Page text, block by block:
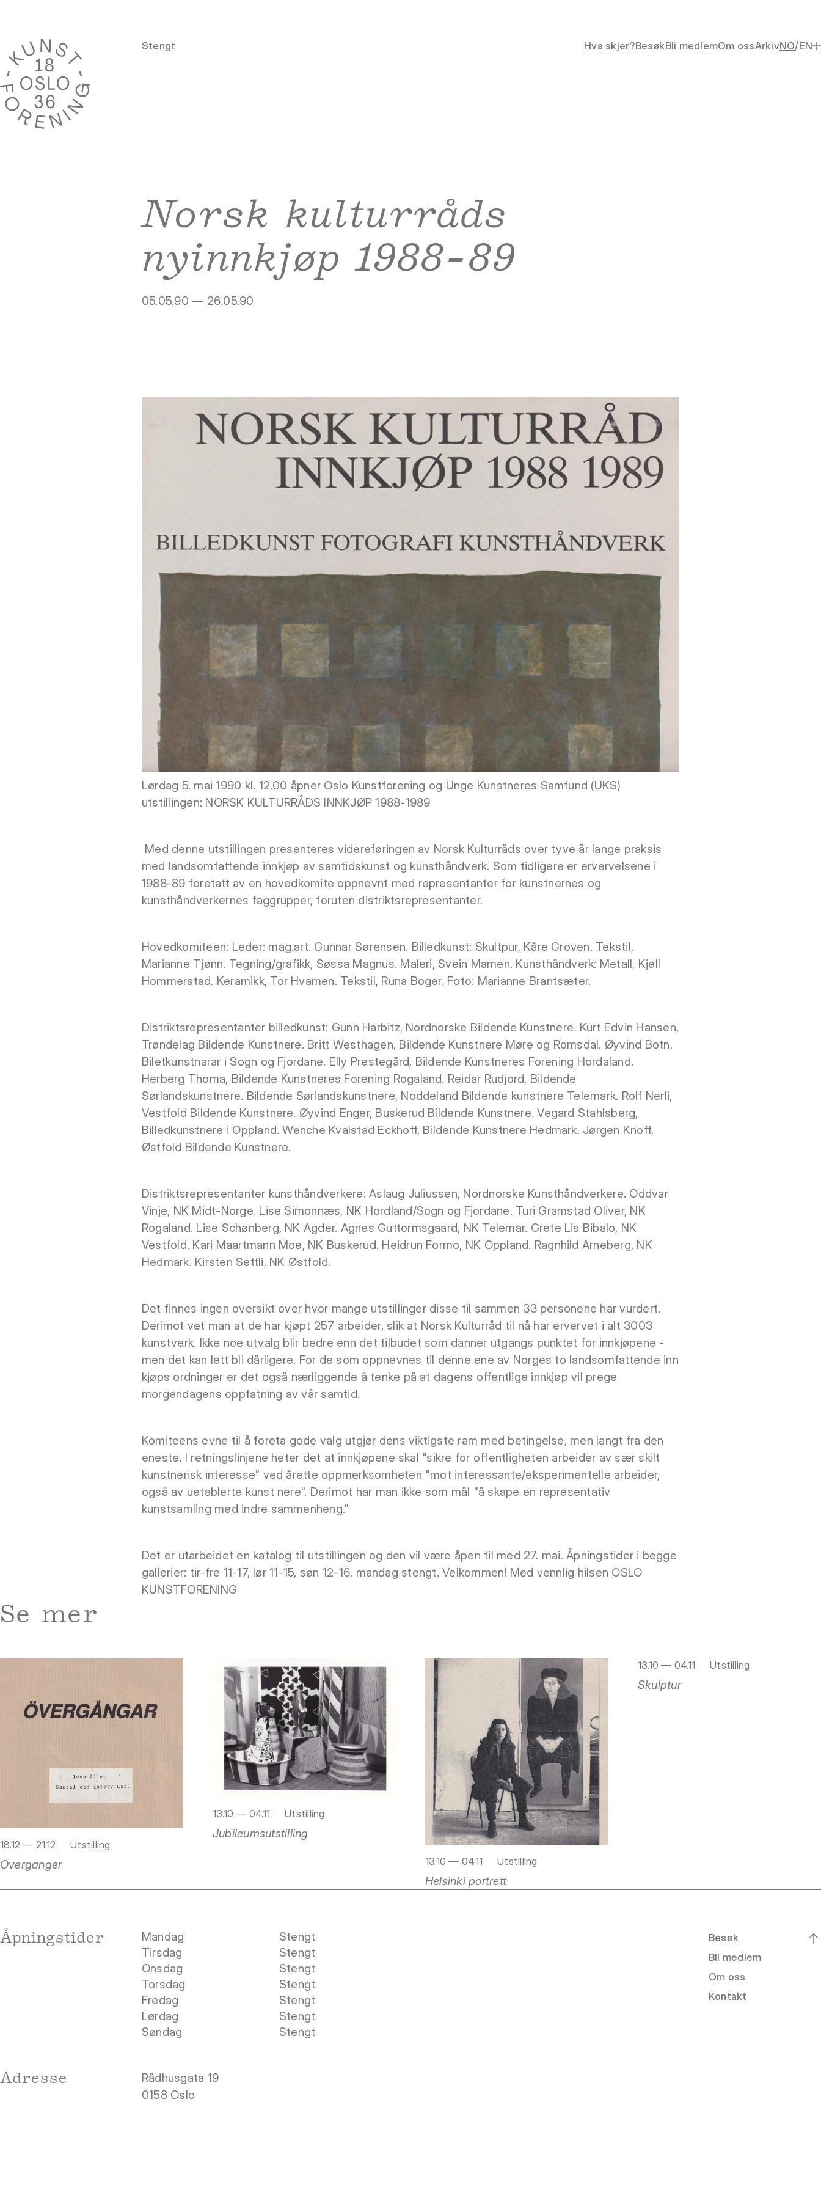
Stengt Hva skjer?BesøkBli medlemOm ossArkivNO/EN
Norsk kulturråds
nyinnkjøp 1988-89
05.05.90 — 26.05.90
Lørdag 5. mai 1990 kl. 12.00 åpner Oslo Kunstforening og Unge Kunstneres Samfund (UKS)
utstillingen: NORSK KULTURRÅDS INNKJØP 1988-1989
Med denne utstillingen presenteres videreføringen av Norsk Kulturråds over tyve år lange praksis
med landsomfattende innkjøp av samtidskunst og kunsthåndverk. Som tidligere er ervervelsene i
1988-89 foretatt av en hovedkomite oppnevnt med representanter for kunstnernes og
kunsthåndverkernes faggrupper, foruten distriktsrepresentanter.
Hovedkomiteen: Leder: mag.art. Gunnar Sørensen. Billedkunst: Skultpur, Kåre Groven. Tekstil,
Marianne Tjønn. Tegning/grafikk, Søssa Magnus. Maleri, Svein Mamen. Kunsthåndverk: Metall, Kjell
Hommerstad. Keramikk, Tor Hvamen. Tekstil, Runa Boger. Foto: Marianne Brantsæter.
Distriktsrepresentanter billedkunst: Gunn Harbitz, Nordnorske Bildende Kunstnere. Kurt Edvin Hansen,
Trøndelag Bildende Kunstnere. Britt Westhagen, Bildende Kunstnere Møre og Romsdal. Øyvind Botn,
Biletkunstnarar i Sogn og Fjordane. Elly Prestegård, Bildende Kunstneres Forening Hordaland.
Herberg Thoma, Bildende Kunstneres Forening Rogaland. Reidar Rudjord, Bildende
Sørlandskunstnere. Bildende Sørlandskunstnere, Noddeland Bildende kunstnere Telemark. Rolf Nerli,
Vestfold Bildende Kunstnere. Øyvind Enger, Buskerud Bildende Kunstnere. Vegard Stahlsberg,
Billedkunstnere i Oppland. Wenche Kvalstad Eckhoff, Bildende Kunstnere Hedmark. Jørgen Knoff,
Østfold Bildende Kunstnere.
Distriktsrepresentanter kunsthåndverkere: Aslaug Juliussen, Nordnorske Kunsthåndverkere. Oddvar
Vinje, NK Midt-Norge. Lise Simonnæs, NK Hordland/Sogn og Fjordane. Turi Gramstad Oliver, NK
Rogaland. Lise Schønberg, NK Agder. Agnes Guttormsgaard, NK Telemar. Grete Lis Bibalo, NK
Vestfold. Kari Maartmann Moe, NK Buskerud. Heidrun Formo, NK Oppland. Ragnhild Arneberg, NK
Hedmark. Kirsten Settli, NK Østfold.
Det finnes ingen oversikt over hvor mange utstillinger disse til sammen 33 personene har vurdert.
Derimot vet man at de har kjøpt 257 arbeider, slik at Norsk Kulturråd til nå har ervervet i alt 3003
kunstverk. Ikke noe utvalg blir bedre enn det tilbudet som danner utgangs punktet for innkjøpene -
men det kan lett bli dårligere. For de som oppnevnes til denne ene av Norges to landsomfattende inn
kjøps ordninger er det også nærliggende å tenke på at dagens offentlige innkjøp vil prege
morgendagens oppfatning av vår samtid.
Komiteens evne til å foreta gode valg utgjør dens viktigste ram med betingelse, men langt fra den
eneste. I retningslinjene heter det at innkjøpene skal "sikre for offentligheten arbeider av sær skilt
kunstnerisk interesse" ved årette oppmerksomheten "mot interessante/eksperimentelle arbeider,
også av uetablerte kunst nere". Derimot har man ikke som mål "å skape en representativ
kunstsamling med indre sammenheng."
Det er utarbeidet en katalog til utstillingen og den vil være åpen til med 27. mai. Åpningstider i begge
gallerier: tir-fre 11-17, lør 11-15, søn 12-16, mandag stengt. Velkommen! Med vennlig hilsen OSLO
KUNSTFORENING
Se mer
18.12 — 21.12 Utstilling
Overganger
13.10 — 04.11 Utstilling
Jubileumsutstilling
13.10 — 04.11 Utstilling
Helsinki portrett
13.10 — 04.11 Utstilling
Skulptur
Åpningstider Mandag
Stengt
Tirsdag
Stengt
Onsdag
Stengt
Torsdag
Stengt
Fredag
Stengt
Lørdag
Stengt
Søndag
Stengt
Adresse
Rådhusgata 19
0158 Oslo
Besøk
Bli medlem
Om oss
Kontakt